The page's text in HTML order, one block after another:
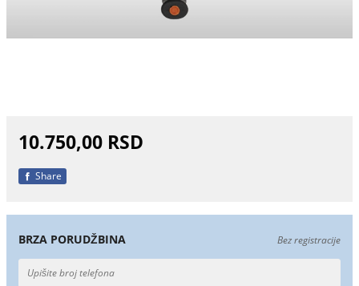
10.750,00 RSD
Share
BRZA PORUDŽBINA Bez registracije